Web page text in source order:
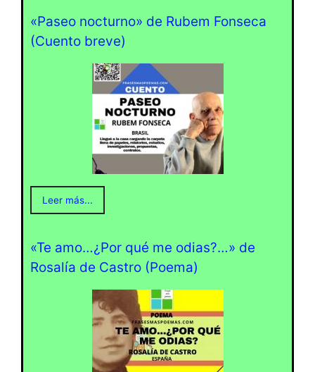
«Paseo nocturno» de Rubem Fonseca
(Cuento breve)
Leer más...
«Te amo…¿Por qué me odias?…» de
Rosalía de Castro (Poema)